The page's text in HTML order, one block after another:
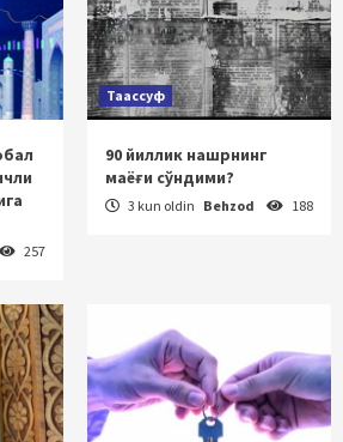
257
Таассуф
90 йиллик нашрнинг
маёғи сўндими?
3 kun oldin Behzod 188